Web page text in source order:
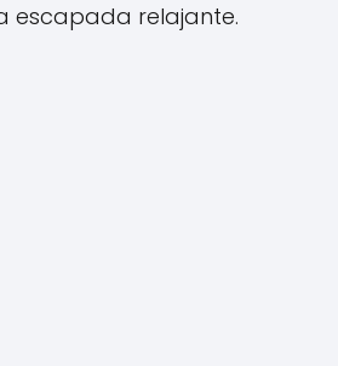
escapada relajante.